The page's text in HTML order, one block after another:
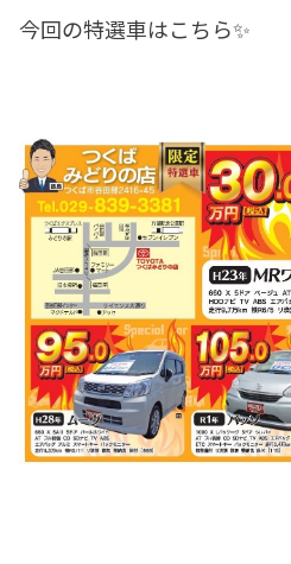
今回の特選車はこちら✨